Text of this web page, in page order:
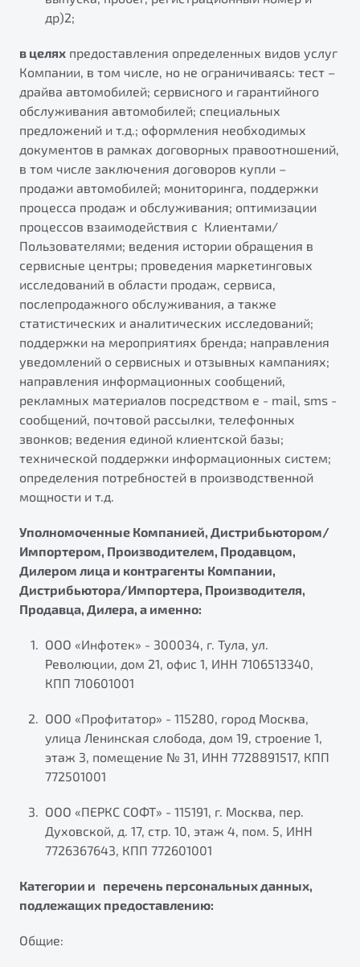
др)2;
в целях предоставления определенных видов услуг
Компании, в том числе, но не ограничиваясь: тест –
драйва автомобилей; сервисного и гарантийного
обслуживания автомобилей; специальных
предложений и т.д.; оформления необходимых
документов в рамках договорных правоотношений,
в том числе заключения договоров купли –
продажи автомобилей; мониторинга, поддержки
процесса продаж и обслуживания; оптимизации
процессов взаимодействия с Клиентами/
Пользователями; ведения истории обращения в
сервисные центры; проведения маркетинговых
исследований в области продаж, сервиса,
послепродажного обслуживания, а также
статистических и аналитических исследований;
поддержки на мероприятиях бренда; направления
уведомлений о сервисных и отзывных кампаниях;
направления информационных сообщений,
рекламных материалов посредством e - mail, sms -
сообщений, почтовой рассылки, телефонных
звонков; ведения единой клиентской базы;
технической поддержки информационных систем;
определения потребностей в производственной
мощности и т.д.
Уполномоченные Компанией, Дистрибьютором/
Импортером, Производителем, Продавцом,
Дилером лица и контрагенты Компании,
Дистрибьютора/Импортера, Производителя,
Продавца, Дилера, а именно:
ООО «Инфотек» - 300034, г. Тула, ул.
Революции, дом 21, офис 1, ИНН 7106513340,
КПП 710601001
ООО «Профитатор» - 115280, город Москва,
улица Ленинская слобода, дом 19, строение 1,
этаж 3, помещение № 31, ИНН 7728891517, КПП
772501001
ООО «ПЕРКС СОФТ» - 115191, г. Москва, пер.
Духовской, д. 17, стр. 10, этаж 4, пом. 5, ИНН
7726367643, КПП 772601001
Категории и перечень персональных данных,
подлежащих предоставлению:
Общие: